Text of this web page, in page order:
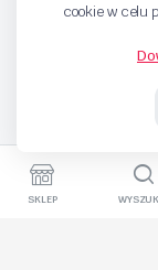
Metody Płatnosci
cookie w celu
SKLEP